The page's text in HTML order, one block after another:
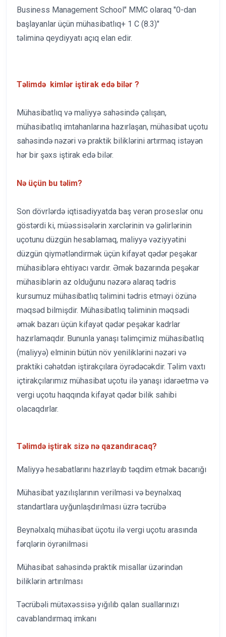
Business Management School" MMC olaraq "0-dan
başlayanlar üçün mühasibatlıq+ 1 C (8.3)"
təliminə qeydiyyatı açıq elan edir.
Təlimdə kimlər iştirak edə bilər ?
Mühasibatlıq və maliyyə sahəsində çalışan,
mühasibatlıq imtahanlarına hazırlaşan, mühasibat uçotu
sahəsində nəzəri və praktik biliklərini artırmaq istəyən
hər bir şəxs iştirak edə bilər.
Nə üçün bu təlim?
Son dövrlərdə iqtisadiyyatda baş verən proseslər onu
göstərdi ki, müəssisələrin xərclərinin və gəlirlərinin
uçotunu düzgün hesablamaq, maliyyə vəziyyətini
düzgün qiymətləndirmək üçün kifayət qədər peşəkar
mühasiblərə ehtiyacı vardır. Əmək bazarında peşəkar
mühasiblərin az olduğunu nəzərə alaraq tədris
kursumuz mühasibatlıq təlimini tədris etməyi özünə
məqsəd bilmişdir. Mühasibatlıq təliminin məqsədi
əmək bazarı üçün kifayət qədər peşəkar kadrlar
hazırlamaqdır. Bununla yanaşı təlimçimiz mühasibatlıq
(maliyyə) elminin bütün növ yeniliklərini nəzəri və
praktiki cəhətdən iştirakçılara öyrədəcəkdir. Təlim vaxtı
içtirakçılarımız mühasibat uçotu ilə yanaşı idarəetmə və
vergi uçotu haqqında kifayət qədər bilik sahibi
olacaqdırlar.
Təlimdə iştirak sizə nə qazandıracaq?
Maliyyə hesabatlarını hazırlayıb təqdim etmək bacarığı
Mühasibat yazılışlarının verilməsi və beynəlxaq
standartlara uyğunlaşdırılması üzrə təcrübə
Beynəlxalq mühasibat üçotu ilə vergi uçotu arasında
fərqlərin öyrənilməsi
Mühasibat sahəsində praktik misallar üzərindən
biliklərin artırılması
Təcrübəli mütəxəssisə yığılıb qalan suallarınızı
cavablandırmaq imkanı